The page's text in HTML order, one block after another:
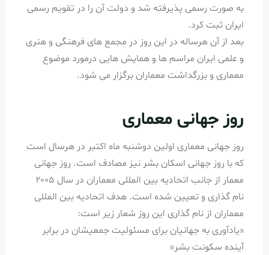
به صورت رسمی پذیرفته شد و دولت آن را در تقویم رسمی
ایران ثبت کرد.
بعد از آن هرساله در این روز در مجمع های فرهنگی و هنری
و علمی ایران مراسم ها و همایش هایی درمورد موضوع
معماری و بزرگداشت معماران برگزار می شود.
روز جهانی معماری
روز جهانی معماری اولین دوشنبه ماه اکتبر در هرسال است
که با روز جهانی اسکان بشر نیز مصادف است. روز جهانی
معمار از جانب اتحادیه بین المللی معماران در سال ۲۰۰۵
نام گذاری و تعیین شده است. هدف اتحادیه بین المللی
معماران از نام گذاری این روز شعار زیر است:
«یادآوری به جهانیان برای مسئولیت جمعیشان در برابر
آینده سکونت بشر»